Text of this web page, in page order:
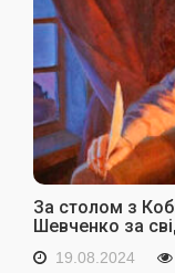
За столом з
Шевченко за
19.08.2024